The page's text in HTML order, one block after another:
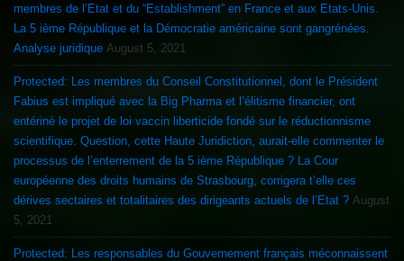
membres de l’Etat et du “Establishment” en France et aux Etats-Unis.
La 5 ième République et la Démocratie américaine sont gangrénées.
Analyse juridique August 5, 2021
Protected: Les membres du Conseil Constitutionnel, dont le Président
Fabius est impliqué avec la Big Pharma et l’élitisme financier, ont
entériné le projet de loi vaccin liberticide fondé sur le réductionnisme
scientifique. Question, cette Haute Juridiction, aurait-elle commenter le
processus de l’enterrement de la 5 ième République ? La Cour
européenne des droits humains de Strasbourg, corrigera t’elle ces
dérives sectaires et totalitaires des dirigeants actuels de l’Etat ? August
5, 2021
Protected: Les responsables du Gouvernement français méconnaissent